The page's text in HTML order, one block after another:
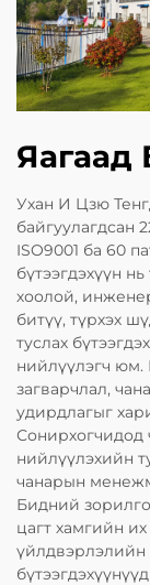
Яагаад
Ухан И Цзю
байгуулагдсан
ISO9001 ба 60
бүтээгдэхүүн
хоолой,
битүү, түрхэх
туслах
нийлүүлэгч юм.
загварчлал,
удирдлагыг
Сонирхогчидод
нийлүүлэхийн
чанарын
Бидний
цагт хамгийн
үйлдвэрлэлийн